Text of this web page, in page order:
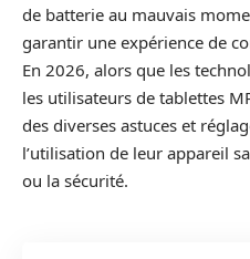
de batterie au mauvais
garantir une expérience de
En 2026, alors que les
les utilisateurs de tablettes
des diverses astuces et
l’utilisation de leur appareil
ou la sécurité.